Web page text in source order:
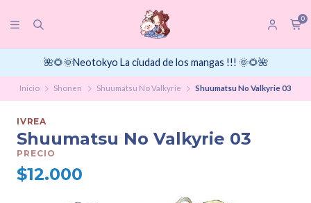
0
🌺🌻🌞Neotokyo La ciudad de los mangas !!! 🌞🌻🌺
Inicio Shonen Shuumatsu No Valkyrie Shuumatsu No Valkyrie 03
IVREA
Shuumatsu No Valkyrie 03
PRECIO
$12.000